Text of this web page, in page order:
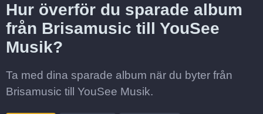
Hur överför du sparade album
från Brisamusic till YouSee
Musik?
Ta med dina sparade album när du byter från
Brisamusic till YouSee Musik.